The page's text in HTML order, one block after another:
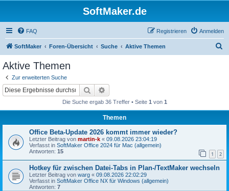
SoftMaker.de
FAQ Anmelden
Registrieren
SoftMaker Foren-Übersicht Suche Aktive Themen
Aktive Themen
Zur erweiterten Suche
Suche
Die Suche ergab 36 Treffer • Seite 1 von 1
Themen
Office Beta-Update 2026 kommt immer wieder?
Letzter Beitrag von martin-k « 09.08.2026 23:04:19
Verfasst in SoftMaker Office 2024 für Mac (allgemein)
Antworten: 15 1 2
Hotkey für zwischen Datei-Tabs in Plan-/TextMaker wechseln
Letzter Beitrag von warg « 09.08.2026 22:02:29
Verfasst in SoftMaker Office NX für Windows (allgemein)
Antworten: 7